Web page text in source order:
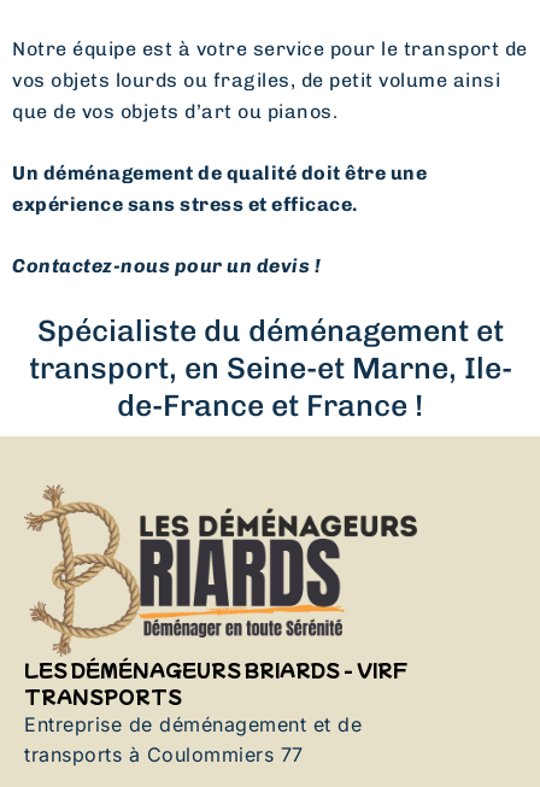
Notre équipe est à votre service pour le transport de
vos objets lourds ou fragiles, de petit volume ainsi
que de vos objets d’art ou pianos.
Un déménagement de qualité doit être une
expérience sans stress et efficace.
Contactez-nous pour un devis !
Spécialiste du déménagement et
transport, en Seine-et Marne, Ile-
de-France et France !
LES DÉMÉNAGEURS BRIARDS - VIRF
TRANSPORTS
Entreprise de déménagement et de
transports à Coulommiers 77